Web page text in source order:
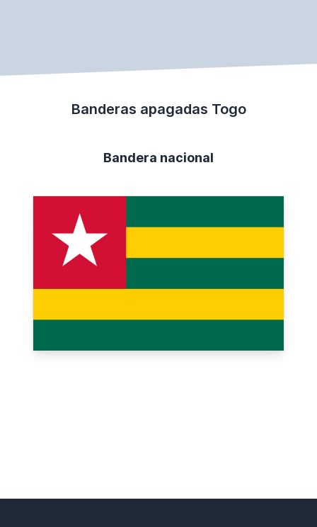
Banderas apagadas Togo
Bandera nacional